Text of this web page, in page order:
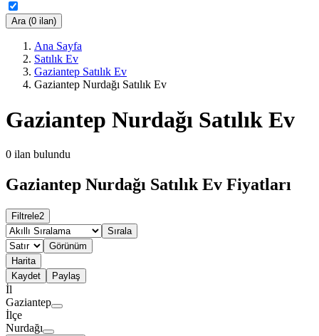
Ara (0 ilan)
Ana Sayfa
Satılık Ev
Gaziantep Satılık Ev
Gaziantep Nurdağı Satılık Ev
Gaziantep Nurdağı Satılık Ev
0 ilan bulundu
Gaziantep Nurdağı Satılık Ev Fiyatları
Filtrele2
Sırala
Görünüm
Harita
Kaydet
Paylaş
İl
Gaziantep
İlçe
Nurdağı